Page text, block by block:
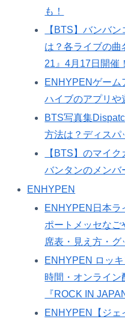
も！
【BTS】バンバ
は？各ライブの曲
21』4月17日開催！
ENHYPENゲーム
ハイブのアプリや
BTS写真集
方法は？ディスパ
【BTS】のマイ
バンタンのメンバ
ENHYPEN
ENHYPEN日本ラ
ポートメッセなご
席表・見え方・グ
ENHYPEN ロッ
時間・オンライン
『ROCK IN
ENHYPEN【ジェ